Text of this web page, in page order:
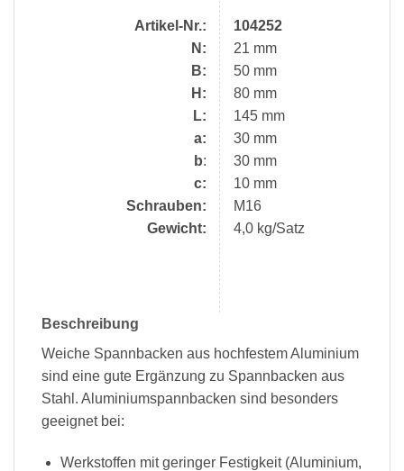
Artikel-Nr.:
N:
B:
H:
L:
a:
b:
c:
Schrauben:
Gewicht:
104252
21 mm
50 mm
80 mm
145 mm
30 mm
30 mm
10 mm
M16
4,0 kg/Satz
Beschreibung
Weiche Spannbacken aus hochfestem Aluminium
sind eine gute Ergänzung zu Spannbacken aus
Stahl. Aluminiumspannbacken sind besonders
geeignet bei:
Werkstoffen mit geringer Festigkeit (Aluminium,